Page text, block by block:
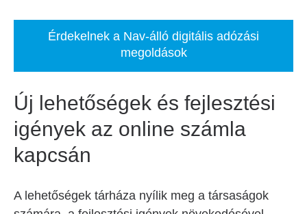
Érdekelnek a Nav-álló digitális adózási
megoldások
Új lehetőségek és fejlesztési
igények az online számla
kapcsán
A lehetőségek tárháza nyílik meg a társaságok